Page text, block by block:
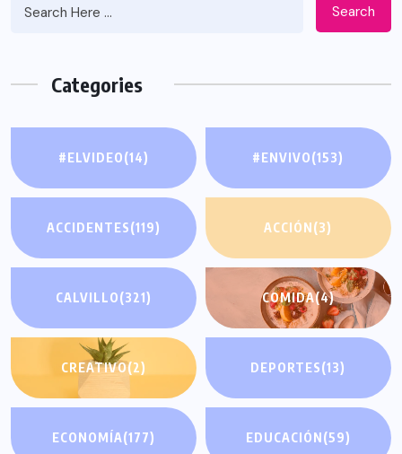
Search
Categories
#ELVIDEO(14) #ENVIVO(153)
ACCIDENTES(119) ACCIÓN(3)
CALVILLO(321) COMIDA(4)
CREATIVO(2) DEPORTES(13)
ECONOMÍA(177) EDUCACIÓN(59)